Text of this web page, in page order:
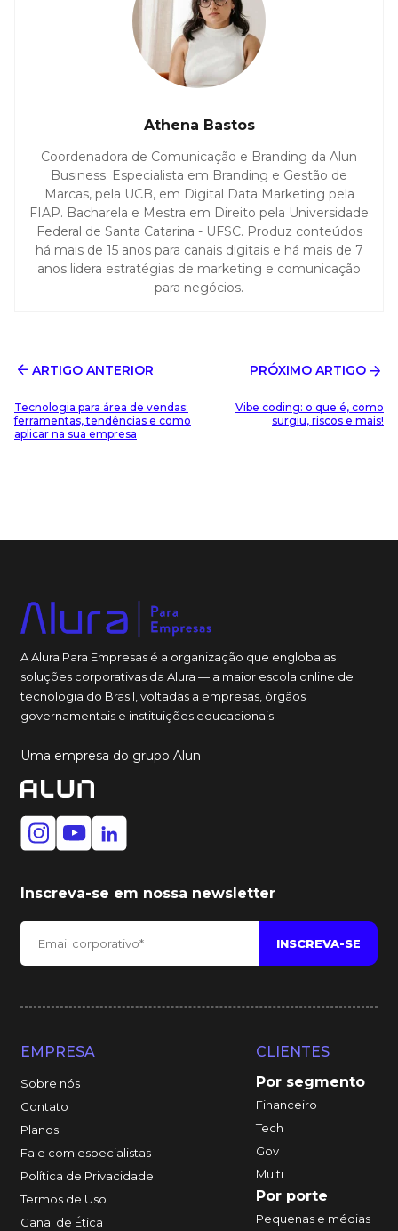
Athena Bastos
Coordenadora de Comunicação e Branding da Alun
Business. Especialista em Branding e Gestão de
Marcas, pela UCB, em Digital Data Marketing pela
FIAP. Bacharela e Mestra em Direito pela Universidade
Federal de Santa Catarina - UFSC. Produz conteúdos
há mais de 15 anos para canais digitais e há mais de 7
anos lidera estratégias de marketing e comunicação
para negócios.
ARTIGO ANTERIOR
Tecnologia para área de vendas:
ferramentas, tendências e como
aplicar na sua empresa
PRÓXIMO ARTIGO
Vibe coding: o que é, como
surgiu, riscos e mais!
A Alura Para Empresas é a organização que engloba as
soluções corporativas da Alura — a maior escola online de
tecnologia do Brasil, voltadas a empresas, órgãos
governamentais e instituições educacionais.
Uma empresa do grupo Alun
Inscreva-se em nossa newsletter
EMPRESA
Sobre nós
Contato
Planos
Fale com especialistas
Política de Privacidade
Termos de Uso
Canal de Ética
CLIENTES
Por segmento
Financeiro
Tech
Gov
Multi
Por porte
Pequenas e médias